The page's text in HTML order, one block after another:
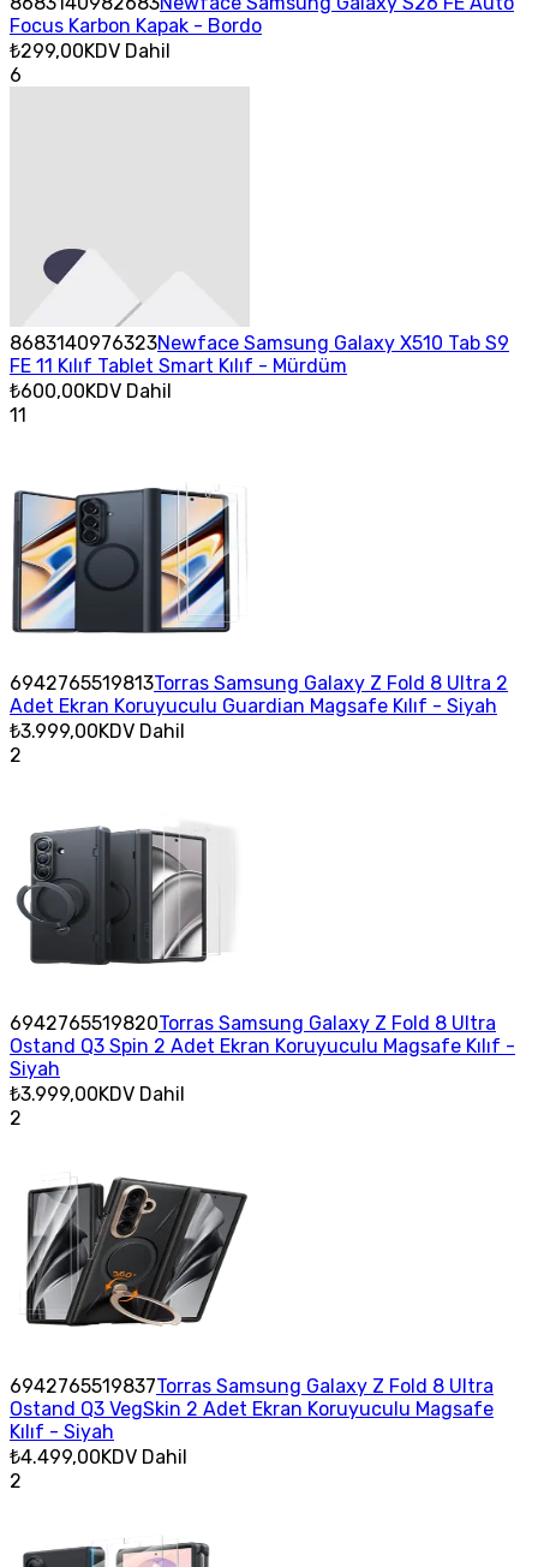
Focus Karbon Kapak - Bordo
₺299,00KDV Dahil
6
8683140976323Newface Samsung Galaxy X510 Tab S9
FE 11 Kılıf Tablet Smart Kılıf - Mürdüm
₺600,00KDV Dahil
11
6942765519813Torras Samsung Galaxy Z Fold 8 Ultra 2
Adet Ekran Koruyuculu Guardian Magsafe Kılıf - Siyah
₺3.999,00KDV Dahil
2
6942765519820Torras Samsung Galaxy Z Fold 8 Ultra
Ostand Q3 Spin 2 Adet Ekran Koruyuculu Magsafe Kılıf -
Siyah
₺3.999,00KDV Dahil
2
6942765519837Torras Samsung Galaxy Z Fold 8 Ultra
Ostand Q3 VegSkin 2 Adet Ekran Koruyuculu Magsafe
Kılıf - Siyah
₺4.499,00KDV Dahil
2